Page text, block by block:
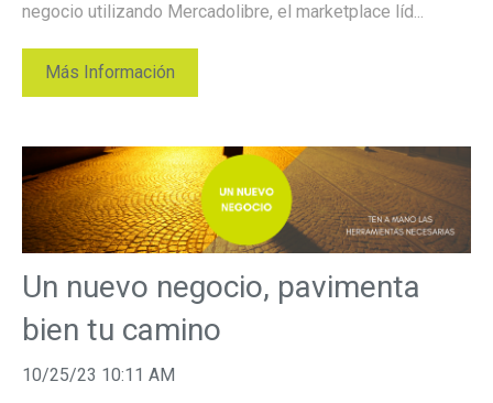
negocio utilizando Mercadolibre, el marketplace líd...
Más Información
Un nuevo negocio, pavimenta
bien tu camino
10/25/23 10:11 AM